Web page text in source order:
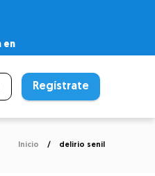
en
Regístrate
Inicio delirio senil